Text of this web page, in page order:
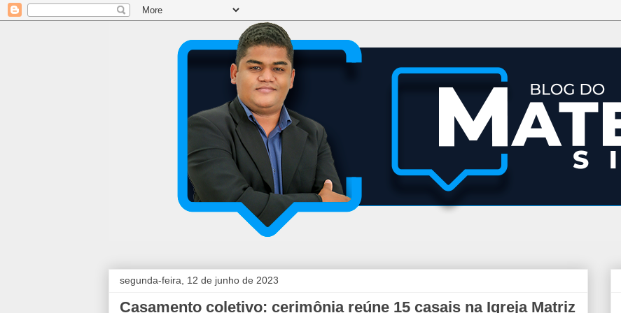
segunda-feira, 12 de junho de 2023
Casamento coletivo: cerimônia reúne 15 casais na Igreja Matriz